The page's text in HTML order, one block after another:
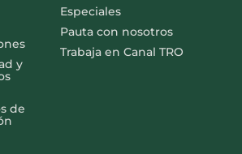
y
de
Especiales
Pauta con nosotros
Trabaja en Canal TRO